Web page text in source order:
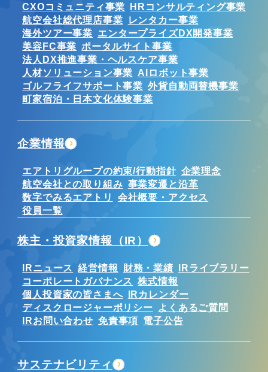
CXOコミュニティ事業
HRコンサルティング事業
航空会社総代理店事業
レンタカー事業
海外ツアー事業 エンタープライズDX開発事業
美容FC事業 ポータルサイト事業
法人DX推進事業・ヘルスケア事業
人材ソリューション事業 AIロボット事業
ゴルフライフサポート事業 外貨自動両替機事業
町家宿泊・日本文化体験事業
企業情報
エアトリグループの約束/行動指針 企業理念
航空会社との取り組み 事業変遷と沿革
数字でみるエアトリ
会社概要・アクセス
役員一覧
株主・投資家情報（IR）
IRニュース 経営情報 財務・業績 IRライブラリー
コーポレートガバナンス 株式情報
個人投資家の皆さまへ IRカレンダー
ディスクロージャーポリシー
よくあるご質問
IRお問い合わせ 免責事項 電子公告
サステナビリティ